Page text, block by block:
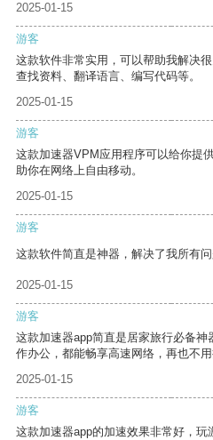
2025-01-15
游客
这款软件非常实用，可以帮助我解决
查找资料、翻译语言、编写代码等。
2025-01-15
游客
这款加速器VPM应用程序可以给你提
助你在网络上自由移动。
2025-01-15
游客
这款软件简直是神器，解决了我所有问
2025-01-15
游客
这款加速器app简直是居家旅行必备
作办公，都能畅享高速网络，再也不用
2025-01-15
游客
这款加速器app的加速效果非常好，